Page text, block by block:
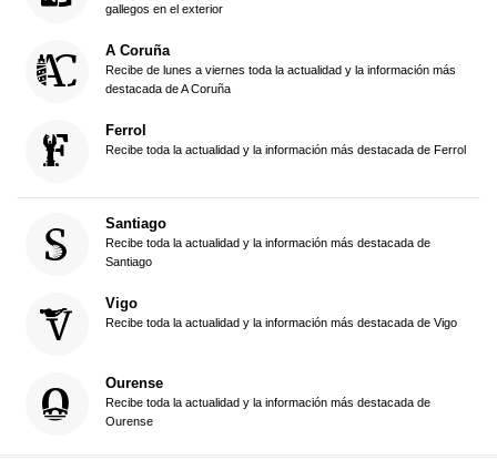
gallegos en el exterior
A Coruña
Recibe de lunes a viernes toda la actualidad y la información más
destacada de A Coruña
Ferrol
Recibe toda la actualidad y la información más destacada de Ferrol
Santiago
Recibe toda la actualidad y la información más destacada de
Santiago
Vigo
Recibe toda la actualidad y la información más destacada de Vigo
Ourense
Recibe toda la actualidad y la información más destacada de
Ourense